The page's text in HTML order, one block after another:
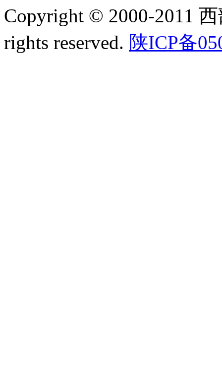
Copyright © 2000-2011
rights reserved. 陕ICP备